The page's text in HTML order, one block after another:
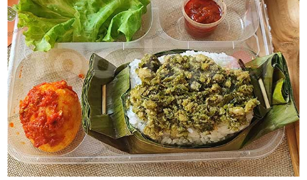
CATERERS
BLOG
TERMS
&
CONDITIONS
CALL
CENTER
021
5091
3494
LOGIN
DAFTAR